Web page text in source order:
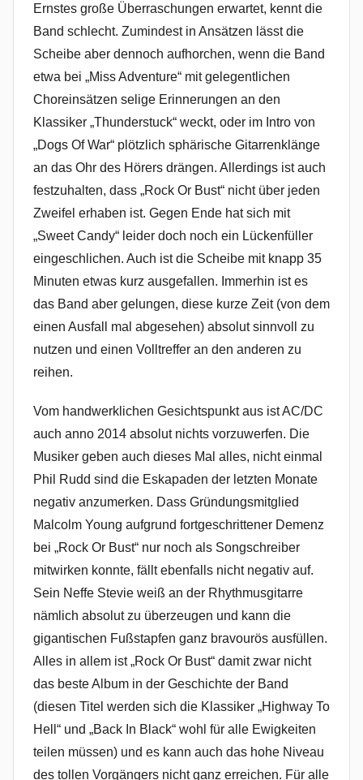
Ernstes große Überraschungen erwartet, kennt die
Band schlecht. Zumindest in Ansätzen lässt die
Scheibe aber dennoch aufhorchen, wenn die Band
etwa bei „Miss Adventure“ mit gelegentlichen
Choreinsätzen selige Erinnerungen an den
Klassiker „Thunderstuck“ weckt, oder im Intro von
„Dogs Of War“ plötzlich sphärische Gitarrenklänge
an das Ohr des Hörers drängen. Allerdings ist auch
festzuhalten, dass „Rock Or Bust“ nicht über jeden
Zweifel erhaben ist. Gegen Ende hat sich mit
„Sweet Candy“ leider doch noch ein Lückenfüller
eingeschlichen. Auch ist die Scheibe mit knapp 35
Minuten etwas kurz ausgefallen. Immerhin ist es
das Band aber gelungen, diese kurze Zeit (von dem
einen Ausfall mal abgesehen) absolut sinnvoll zu
nutzen und einen Volltreffer an den anderen zu
reihen.
Vom handwerklichen Gesichtspunkt aus ist AC/DC
auch anno 2014 absolut nichts vorzuwerfen. Die
Musiker geben auch dieses Mal alles, nicht einmal
Phil Rudd sind die Eskapaden der letzten Monate
negativ anzumerken. Dass Gründungsmitglied
Malcolm Young aufgrund fortgeschrittener Demenz
bei „Rock Or Bust“ nur noch als Songschreiber
mitwirken konnte, fällt ebenfalls nicht negativ auf.
Sein Neffe Stevie weiß an der Rhythmusgitarre
nämlich absolut zu überzeugen und kann die
gigantischen Fußstapfen ganz bravourös ausfüllen.
Alles in allem ist „Rock Or Bust“ damit zwar nicht
das beste Album in der Geschichte der Band
(diesen Titel werden sich die Klassiker „Highway To
Hell“ und „Back In Black“ wohl für alle Ewigkeiten
teilen müssen) und es kann auch das hohe Niveau
des tollen Vorgängers nicht ganz erreichen. Für alle